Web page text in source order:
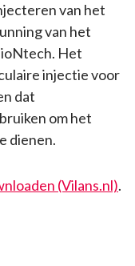
van het
van het
Het
injectie voor
dat
om het
dienen.
(Vilans.nl).